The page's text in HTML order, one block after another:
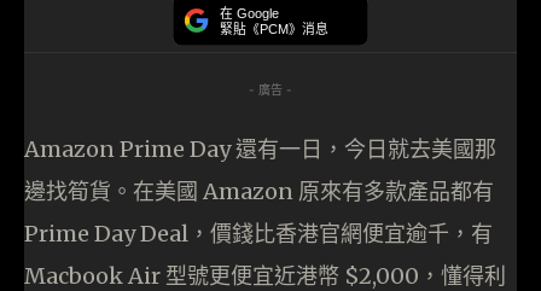
在 Google
緊貼《PCM》消息
- 廣告 -
Amazon Prime Day 還有一日，今日就去美國那
邊找筍貨。在美國 Amazon 原來有多款產品都有
Prime Day Deal，價錢比香港官網便宜逾千，有
Macbook Air 型號更便宜近港幣 $2,000，懂得利